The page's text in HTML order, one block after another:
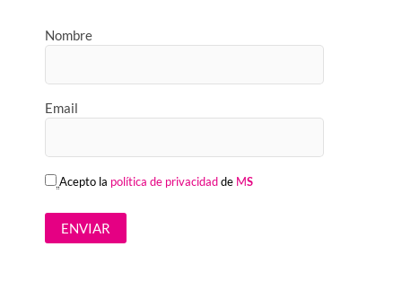
Nombre
Email
Acepto la política de privacidadde MS